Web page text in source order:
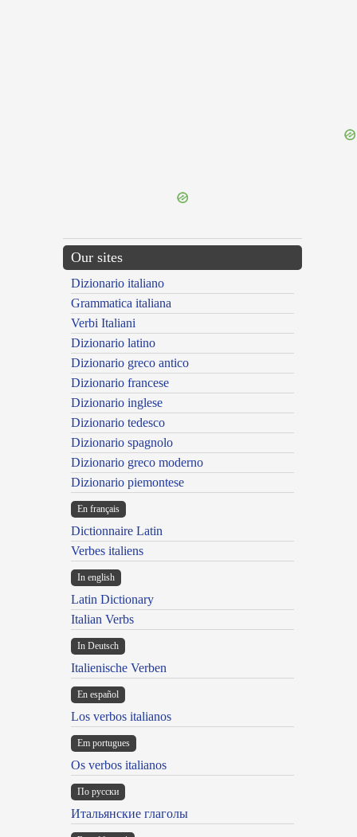
Our sites
Dizionario italiano
Grammatica italiana
Verbi Italiani
Dizionario latino
Dizionario greco antico
Dizionario francese
Dizionario inglese
Dizionario tedesco
Dizionario spagnolo
Dizionario greco moderno
Dizionario piemontese
En français
Dictionnaire Latin
Verbes italiens
In english
Latin Dictionary
Italian Verbs
In Deutsch
Italienische Verben
En español
Los verbos italianos
Em portugues
Os verbos italianos
По русски
Итальянские глаголы